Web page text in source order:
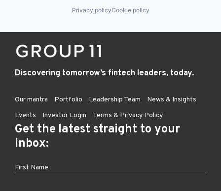
Privacy policyCookie policy
Discovering tomorrow’s fintech leaders, today.
Our mantra Portfolio Leadership Team
News & Insights
Events
Investor Login Terms & Privacy Policy
Get the latest straight to your
inbox: